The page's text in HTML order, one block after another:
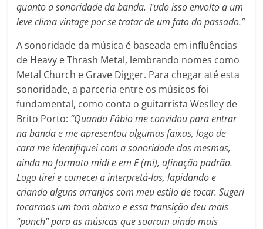
quanto a sonoridade da banda. Tudo isso envolto a um
leve clima vintage por se tratar de um fato do passado.”
A sonoridade da música é baseada em influências
de Heavy e Thrash Metal, lembrando nomes como
Metal Church e Grave Digger. Para chegar até esta
sonoridade, a parceria entre os músicos foi
fundamental, como conta o guitarrista Weslley de
Brito Porto: “Quando Fábio me convidou para entrar
na banda e me apresentou algumas faixas, logo de
cara me identifiquei com a sonoridade das mesmas,
ainda no formato midi e em E (mi), afinação padrão.
Logo tirei e comecei a interpretá-las, lapidando e
criando alguns arranjos com meu estilo de tocar. Sugeri
tocarmos um tom abaixo e essa transição deu mais
“punch” para as músicas que soaram ainda mais